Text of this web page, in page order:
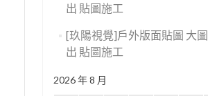
出 貼圖施工
[玖陽視覺]戶外版面貼圖 大
出 貼圖施工
2026 年 8 月